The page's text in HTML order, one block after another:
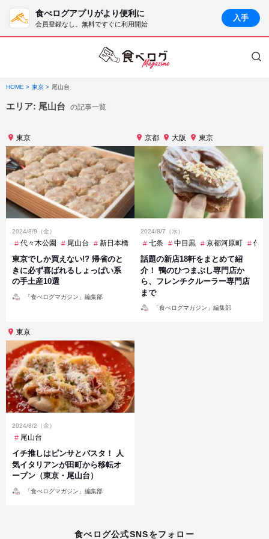
食べログアプリがより便利に
会員登録なし。無料ですぐに利用開始
入手
HOME 東京 尾山台
エリア: 尾山台 の記事一覧
東京
2024/8/9（金）
代々木公園 尾山台 新日本橋 浅草 用賀 荻窪 豪徳寺 赤坂
東京でしか買えない!? 帰省のと
きに必ず喜ばれるしょっぱい系
の手土産10選
「食べログマガジン」編集部
京都 大阪 東京
2024/8/7（水）
七条 中目黒 京都河原町 代
話題の新店18軒をまとめて紹
介！ 鴨のひつまぶし専門店か
ら、フレンチクルーラー専門店
まで
「食べログマガジン」編集部
東京
2024/8/2（金）
尾山台
イチ推しはピンサとパスタ！ 人
気イタリアンが田町から移転オ
ープン（東京・尾山台）
「食べログマガジン」編集部
食べログ公式SNSをフォロー